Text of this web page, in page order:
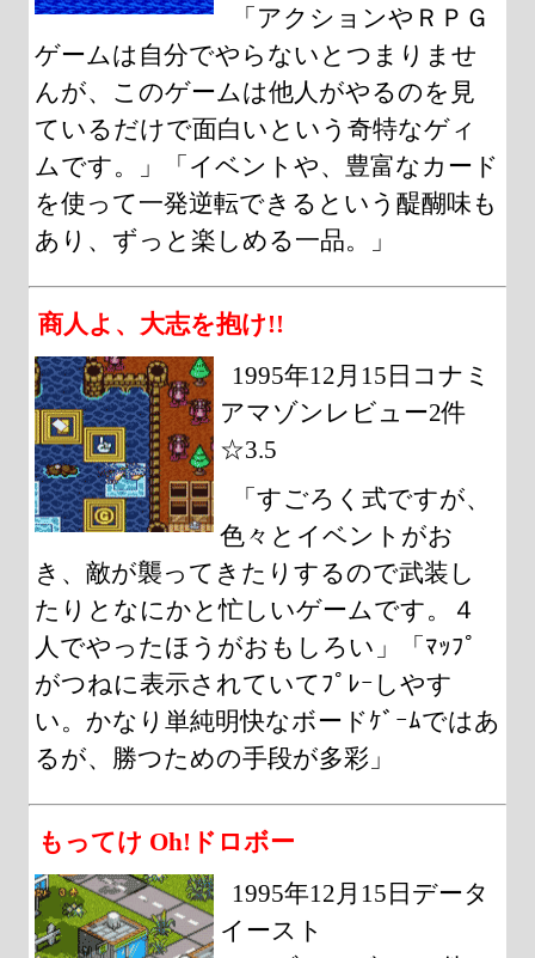
「アクションやＲＰＧ
ゲームは自分でやらないとつまりませ
んが、このゲームは他人がやるのを見
ているだけで面白いという奇特なゲィ
ムです。」「イベントや、豊富なカード
を使って一発逆転できるという醍醐味も
あり、ずっと楽しめる一品。」
商人よ、大志を抱け!!
1995年12月15日コナミ
アマゾンレビュー2件
☆3.5
「すごろく式ですが、
色々とイベントがお
き、敵が襲ってきたりするので武装し
たりとなにかと忙しいゲームです。４
人でやったほうがおもしろい」「ﾏｯﾌﾟ
がつねに表示されていてﾌﾟﾚｰしやす
い。かなり単純明快なボードｹﾞｰﾑではあ
るが、勝つための手段が多彩」
もってけ Oh!ドロボー
1995年12月15日データ
イースト